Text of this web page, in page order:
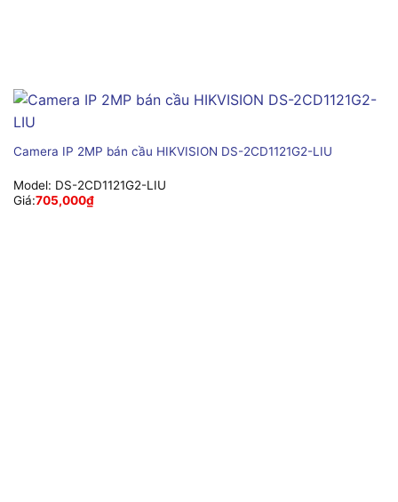
Camera IP 2MP bán cầu HIKVISION DS-2CD1121G2-LIU
Model: DS-2CD1121G2-LIU
Giá:705,000₫